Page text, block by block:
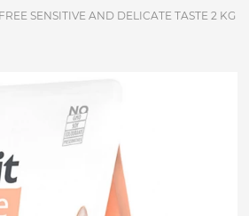
SENSITIVE AND DELICATE TASTE 2 KG